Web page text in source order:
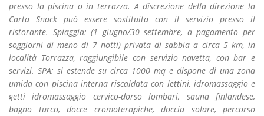
presso la piscina o in terrazza. A discrezione della direzione la
Carta Snack può essere sostituita con il servizio presso il
ristorante. Spiaggia: (1 giugno/30 settembre, a pagamento per
soggiorni di meno di 7 notti) privata di sabbia a circa 5 km, in
località Torrazza, raggiungibile con servizio navetta, con bar e
servizi. SPA: si estende su circa 1000 mq e dispone di una zona
umida con piscina interna riscaldata con lettini, idromassaggio e
getti idromassaggio cervico-dorso lombari, sauna finlandese,
bagno turco, docce cromoterapiche, doccia solare, percorso